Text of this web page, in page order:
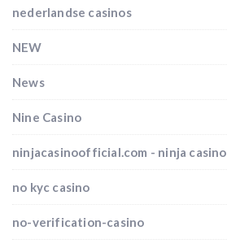
nederlandse casinos
NEW
News
Nine Casino
ninjacasinoofficial.com - ninja casino
no kyc casino
no-verification-casino